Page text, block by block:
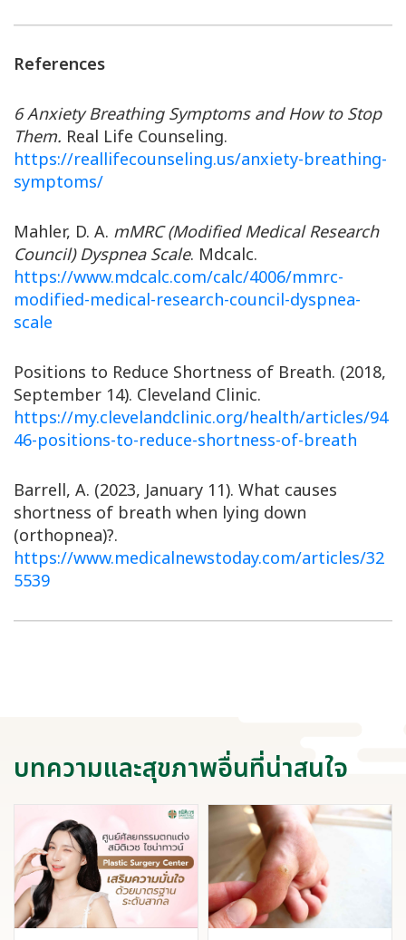
References
6 Anxiety Breathing Symptoms and How to Stop
Them. Real Life Counseling.
https://reallifecounseling.us/anxiety-breathing-
symptoms/
Mahler, D. A. mMRC (Modified Medical Research
Council) Dyspnea Scale. Mdcalc.
https://www.mdcalc.com/calc/4006/mmrc-
modified-medical-research-council-dyspnea-
scale
Positions to Reduce Shortness of Breath. (2018,
September 14). Cleveland Clinic.
https://my.clevelandclinic.org/health/articles/94
46-positions-to-reduce-shortness-of-breath
Barrell, A. (2023, January 11). What causes
shortness of breath when lying down
(orthopnea)?.
https://www.medicalnewstoday.com/articles/32
5539
บทความและสุขภาพอื่นที่น่าสนใจ